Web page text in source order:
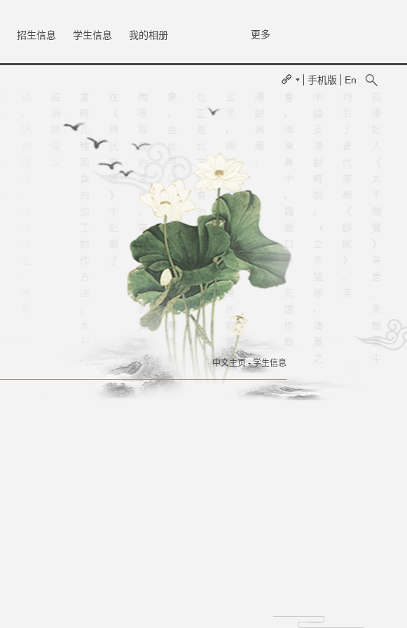
招生信息 学生信息 我的相册 更多
手机版 En
中文主页-学生信息